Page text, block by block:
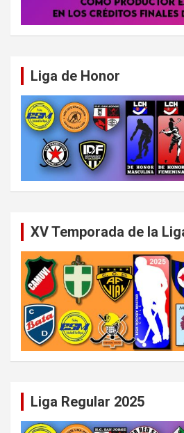
Liga de Honor
XV Temporada de la
Liga Regular 2025